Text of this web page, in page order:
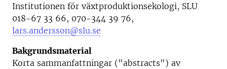
Institutionen för växtproduktionsekologi, SLU
018-67 33 66, 070-344 39 76,
lars.andersson@slu.se
Bakgrundsmaterial
Korta sammanfattningar ("abstracts") av